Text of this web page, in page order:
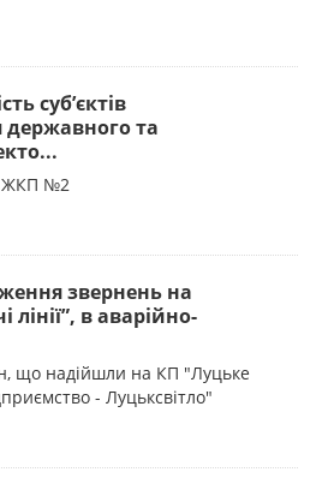
суб’єктів
та
ЖКП №2
звернень на
лінії”, в аварійно-
що надійшли на КП "Луцьке
- Луцьксвітло"